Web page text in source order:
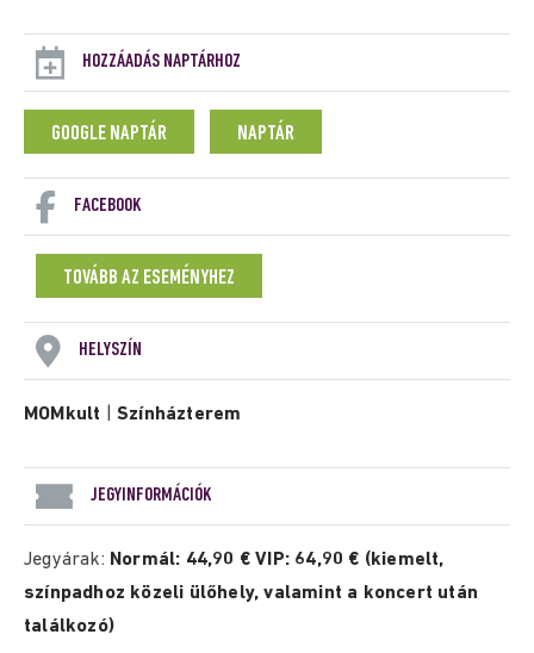
HOZZÁADÁS NAPTÁRHOZ
GOOGLE NAPTÁR NAPTÁR
FACEBOOK
TOVÁBB AZ ESEMÉNYHEZ
HELYSZÍN
MOMkult |Színházterem
JEGYINFORMÁCIÓK
Jegyárak: Normál: 44,90 € VIP: 64,90 € (kiemelt,
színpadhoz közeli ülőhely, valamint a koncert után
találkozó)